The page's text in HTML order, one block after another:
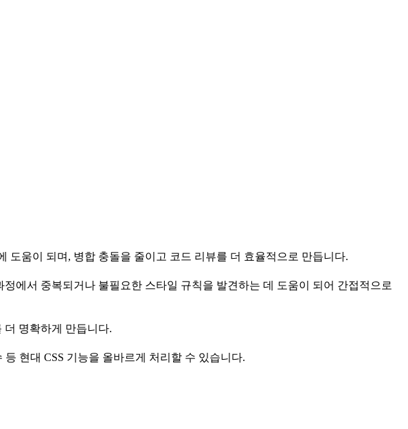
도움이 되며, 병합 충돌을 줄이고 코드 리뷰를 더 효율적으로 만듭니다.
에서 중복되거나 불필요한 스타일 규칙을 발견하는 데 도움이 되어 간접적으로
더 명확하게 만듭니다.
현대 CSS 기능을 올바르게 처리할 수 있습니다.